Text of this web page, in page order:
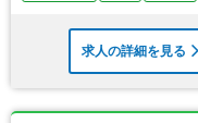
求人の詳細を見る